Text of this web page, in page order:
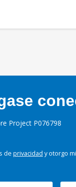
Project P076798
de privacidad y otorgo